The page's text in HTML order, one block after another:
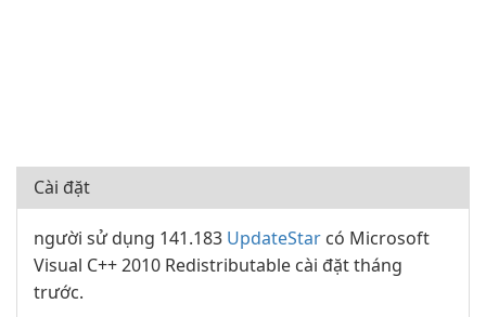
Cài đặt
người sử dụng 141.183 UpdateStar có Microsoft
Visual C++ 2010 Redistributable cài đặt tháng
trước.